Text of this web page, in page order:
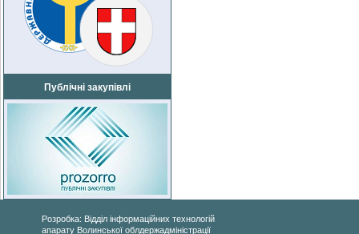
Публічні закупівлі
Розробка: Відділ інформаційних технологій
апарату Волинської облдержадміністрації